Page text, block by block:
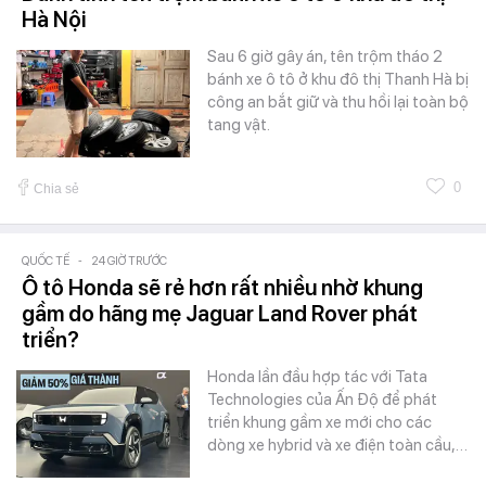
Hà Nội
Sau 6 giờ gây án, tên trộm tháo 2
bánh xe ô tô ở khu đô thị Thanh Hà bị
công an bắt giữ và thu hồi lại toàn bộ
tang vật.
Chia sẻ 0
QUỐC TẾ - 24 GIỜ TRƯỚC
Ô tô Honda sẽ rẻ hơn rất nhiều nhờ khung
gầm do hãng mẹ Jaguar Land Rover phát
triển?
Honda lần đầu hợp tác với Tata
Technologies của Ấn Độ để phát
triển khung gầm xe mới cho các
dòng xe hybrid và xe điện toàn cầu,…